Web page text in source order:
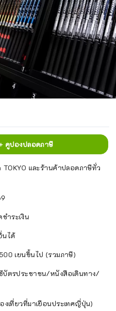
คูปองปลอดภาษี
และร้านค้าปลอดภาษีทั่ว
ำระเงิน
นได้
เยนขึ้นไป (รวมภาษี)
บัตรประชาชน/หนังสือเดินทาง/
เที่ยวที่มาเยือนประเทศญี่ปุ่น)